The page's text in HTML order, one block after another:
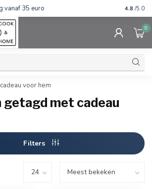
vanaf 35 euro 4.8 /5.0
0
cadeau voor hem
met cadeau
Filters